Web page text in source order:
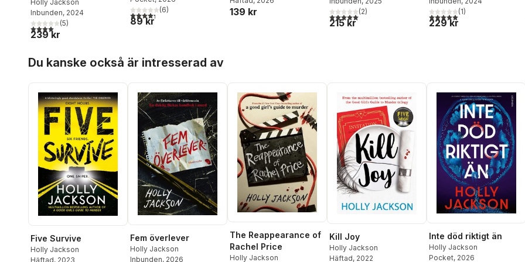
Holly Jackson
Inbunden, 2024
4,0utav 5 stjärnor. Totalt antal röster:
(5)
239 kr
4,3utav 5 stjärnor. Totalt antal röster:
(6)
89 kr
139 kr
5,0utav 5 stjärnor. Totalt antal röster:
(2)
215 kr
5,0utav 5 stjärnor. Totalt
(1)
229 kr
Du kanske också är intresserad av
Five Survive
Holly Jackson
Häftad, 2023
Fem överlever
Holly Jackson
Inbunden, 2026
The Reappearance of
Rachel Price
Holly Jackson
Kill Joy
Holly Jackson
Häftad, 2022
Inte död riktigt än
Holly Jackson
Pocket, 2026